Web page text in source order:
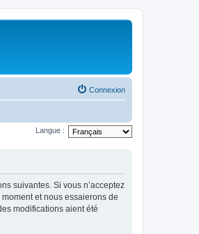
Connexion
Langue :
suivantes. Si vous n’acceptez
et nous essaierons de
modifications aient été